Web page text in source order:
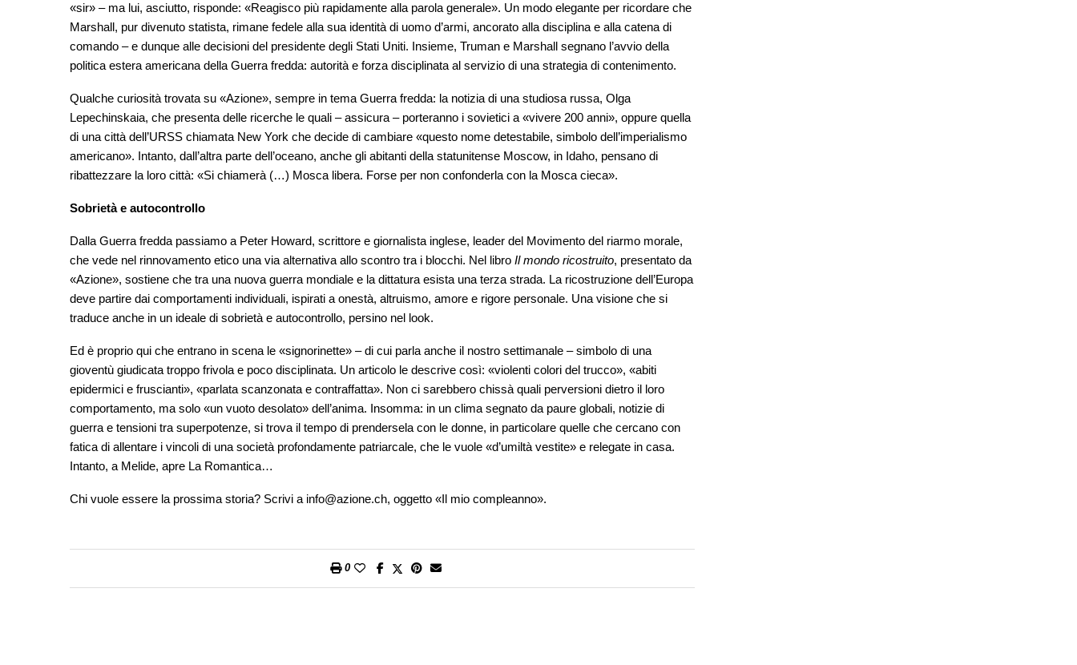
«sir» – ma lui, asciutto, risponde: «Reagisco più rapidamente alla parola generale». Un modo elegante per ricordare che
Marshall, pur divenuto statista, rimane fedele alla sua identità di uomo d’armi, ancorato alla disciplina e alla catena di
comando – e dunque alle decisioni del presidente degli Stati Uniti. Insieme, Truman e Marshall segnano l’avvio della
politica estera americana della Guerra fredda: autorità e forza disciplinata al servizio di una strategia di contenimento.
Qualche curiosità trovata su «Azione», sempre in tema Guerra fredda: la notizia di una studiosa russa, Olga
Lepechinskaia, che presenta delle ricerche le quali – assicura – porteranno i sovietici a «vivere 200 anni», oppure quella
di una città dell’URSS chiamata New York che decide di cambiare «questo nome detestabile, simbolo dell’imperialismo
americano». Intanto, dall’altra parte dell’oceano, anche gli abitanti della statunitense Moscow, in Idaho, pensano di
ribattezzare la loro città: «Si chiamerà (…) Mosca libera. Forse per non confonderla con la Mosca cieca».
Sobrietà e autocontrollo
Dalla Guerra fredda passiamo a Peter Howard, scrittore e giornalista inglese, leader del Movimento del riarmo morale,
che vede nel rinnovamento etico una via alternativa allo scontro tra i blocchi. Nel libro Il mondo ricostruito, presentato da
«Azione», sostiene che tra una nuova guerra mondiale e la dittatura esista una terza strada. La ricostruzione dell’Europa
deve partire dai comportamenti individuali, ispirati a onestà, altruismo, amore e rigore personale. Una visione che si
traduce anche in un ideale di sobrietà e autocontrollo, persino nel look.
Ed è proprio qui che entrano in scena le «signorinette» – di cui parla anche il nostro settimanale – simbolo di una
gioventù giudicata troppo frivola e poco disciplinata. Un articolo le descrive così: «violenti colori del trucco», «abiti
epidermici e fruscianti», «parlata scanzonata e contraffatta». Non ci sarebbero chissà quali perversioni dietro il loro
comportamento, ma solo «un vuoto desolato» dell’anima. Insomma: in un clima segnato da paure globali, notizie di
guerra e tensioni tra superpotenze, si trova il tempo di prendersela con le donne, in particolare quelle che cercano con
fatica di allentare i vincoli di una società profondamente patriarcale, che le vuole «d’umiltà vestite» e relegate in casa.
Intanto, a Melide, apre La Romantica…
Chi vuole essere la prossima storia? Scrivi a info@azione.ch, oggetto «Il mio compleanno».
0